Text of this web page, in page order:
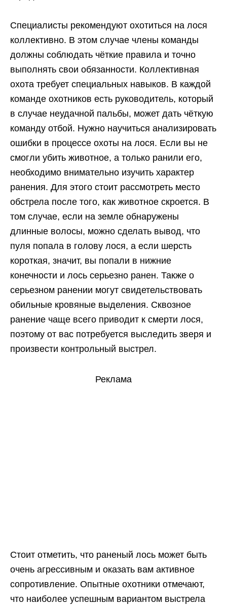
Специалисты рекомендуют охотиться на лося
коллективно. В этом случае члены команды
должны соблюдать чёткие правила и точно
выполнять свои обязанности. Коллективная
охота требует специальных навыков. В каждой
команде охотников есть руководитель, который
в случае неудачной пальбы, может дать чёткую
команду отбой. Нужно научиться анализировать
ошибки в процессе охоты на лося. Если вы не
смогли убить животное, а только ранили его,
необходимо внимательно изучить характер
ранения. Для этого стоит рассмотреть место
обстрела после того, как животное скроется. В
том случае, если на земле обнаружены
длинные волосы, можно сделать вывод, что
пуля попала в голову лося, а если шерсть
короткая, значит, вы попали в нижние
конечности и лось серьезно ранен. Также о
серьезном ранении могут свидетельствовать
обильные кровяные выделения. Сквозное
ранение чаще всего приводит к смерти лося,
поэтому от вас потребуется выследить зверя и
произвести контрольный выстрел.
Реклама
Стоит отметить, что раненый лось может быть
очень агрессивным и оказать вам активное
сопротивление. Опытные охотники отмечают,
что наиболее успешным вариантом выстрела